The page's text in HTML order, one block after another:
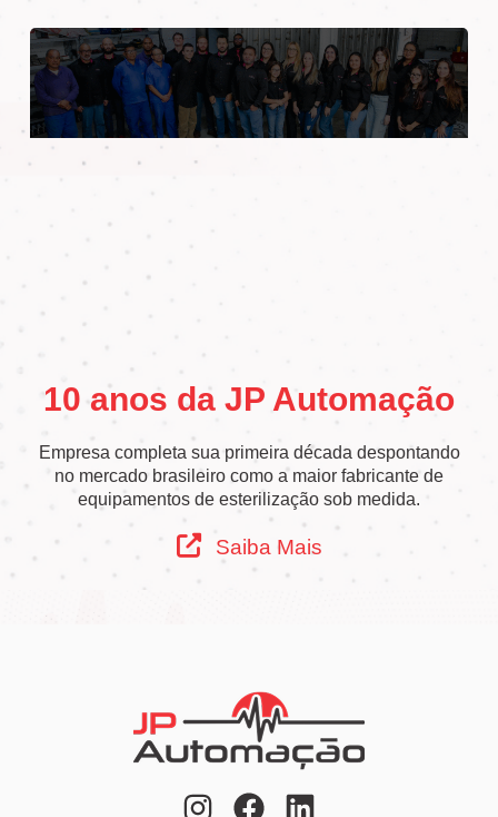
10 anos da JP Automação
Empresa completa sua primeira década despontando
no mercado brasileiro como a maior fabricante de
equipamentos de esterilização sob medida.
Saiba Mais